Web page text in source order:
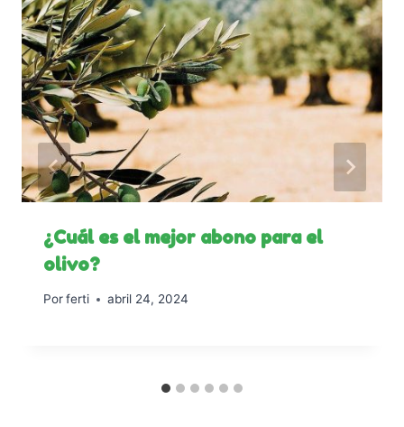
¿Cuál es el mejor abono para el
olivo?
Porferti abril 24, 2024